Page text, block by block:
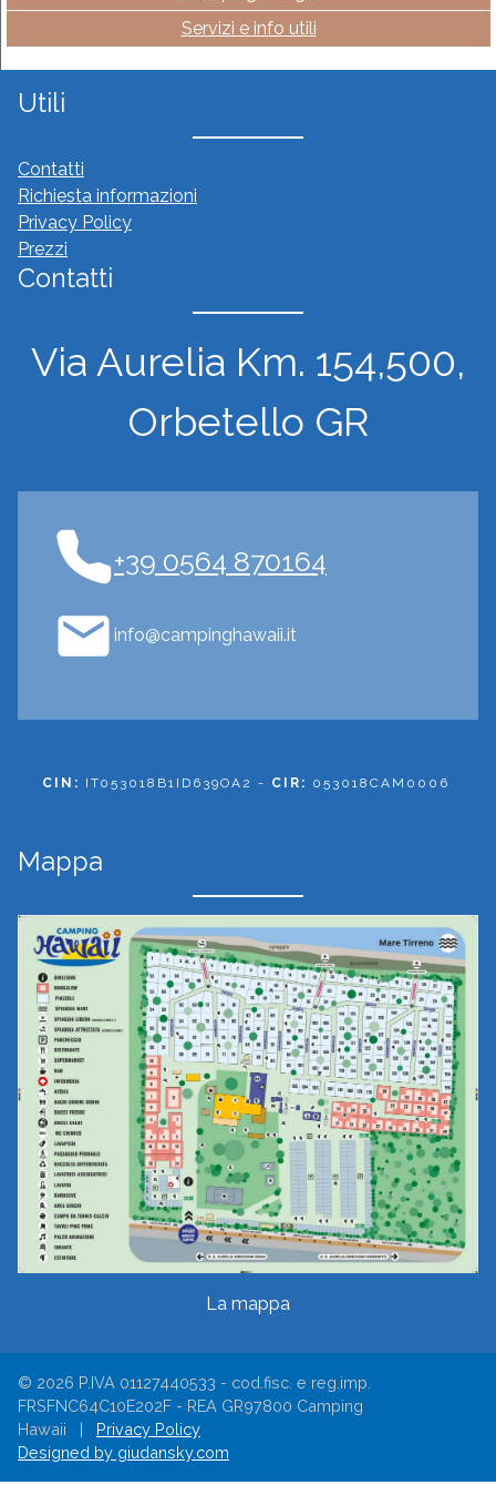
Servizi e info utili
Utili
Contatti
Richiesta informazioni
Privacy Policy
Prezzi
Contatti
Via Aurelia Km. 154,500,
Orbetello GR
+39 0564 870164
info@campinghawaii.it
CIN: IT053018B1ID639OA2 - CIR: 053018CAM0006
Mappa
La mappa
© 2026 P.IVA 01127440533 - cod.fisc. e reg.imp.
FRSFNC64C10E202F - REA GR97800 Camping
Hawaii | Privacy Policy
Designed by giudansky.com